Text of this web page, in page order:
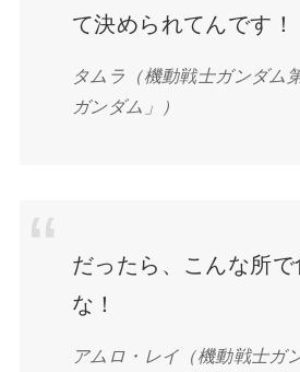
て決められてんです！
タムラ（機動戦士ガンダム
ガンダム」）
だったら、こんな所
な！
アムロ・レイ（機動戦士ガ